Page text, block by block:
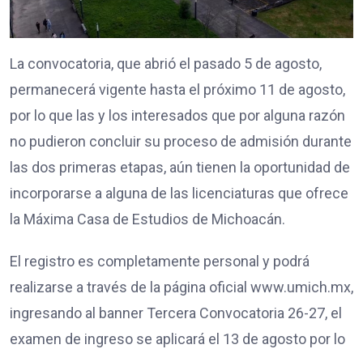
La convocatoria, que abrió el pasado 5 de agosto,
permanecerá vigente hasta el próximo 11 de agosto,
por lo que las y los interesados que por alguna razón
no pudieron concluir su proceso de admisión durante
las dos primeras etapas, aún tienen la oportunidad de
incorporarse a alguna de las licenciaturas que ofrece
la Máxima Casa de Estudios de Michoacán.
El registro es completamente personal y podrá
realizarse a través de la página oficial www.umich.mx,
ingresando al banner Tercera Convocatoria 26-27, el
examen de ingreso se aplicará el 13 de agosto por lo